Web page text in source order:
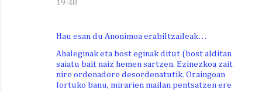
19:48
Hau esan du Anonimoa erabiltzaileak…
Ahaleginak eta bost eginak ditut (bost alditan
saiatu bait naiz hemen sartzen. Ezinezkoa zait
nire ordenadore desordenatutik. Oraingoan
lortuko banu, mirarien mailan pentsatzen ere